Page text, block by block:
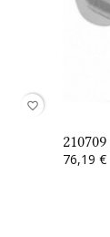
favorite_border
76,19 €